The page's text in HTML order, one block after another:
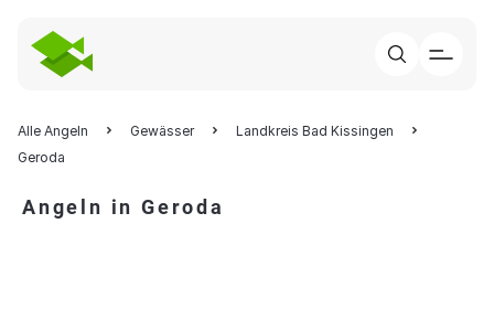
Alle Angeln Gewässer
Landkreis Bad Kissingen
Geroda
Angeln in Geroda